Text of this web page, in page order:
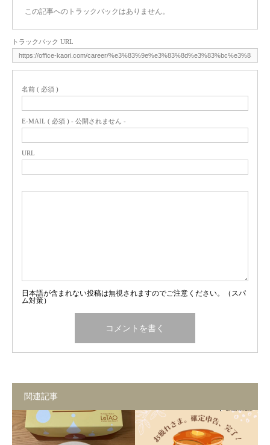
この記事へのトラックバックはありません。
トラックバック URL
名前 ( 必須 )
E-MAIL ( 必須 ) - 公開されません -
URL
日本語が含まれない投稿は無視されますのでご注意ください。（スパ
ム対策）
関連記事